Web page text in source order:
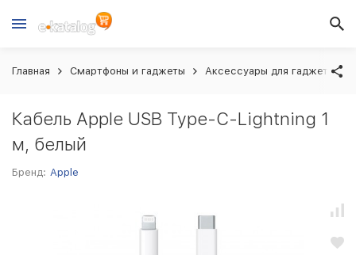
Главная Смартфоны и гаджеты Аксессуары для гаджетов
Кабель Apple USB Type-C-Lightning 1
м, белый
Бренд: Apple